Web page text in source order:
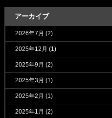
アーカイブ
2026年7月 (2)
2025年12月 (1)
2025年9月 (2)
2025年3月 (1)
2025年2月 (1)
2025年1月 (2)